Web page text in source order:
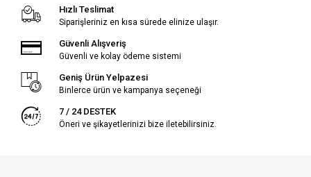
Hızlı Teslimat
Siparişleriniz en kısa sürede elinize ulaşır.
Güvenli Alışveriş
Güvenli ve kolay ödeme sistemi
Geniş Ürün Yelpazesi
Binlerce ürün ve kampanya seçeneği
7 / 24 DESTEK
Öneri ve şikayetlerinizi bize iletebilirsiniz.